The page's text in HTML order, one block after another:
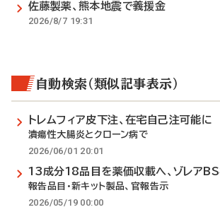
佐藤製薬、熊本地震で義援金
2026/8/7 19:31
自動検索（類似記事表示）
トレムフィア皮下注、在宅自己注可能に
潰瘍性大腸炎とクローン病で
2026/06/01 20:01
13成分18品目を薬価収載へ、ゾレア
報告品目・新キット製品、官報告示
2026/05/19 00:00